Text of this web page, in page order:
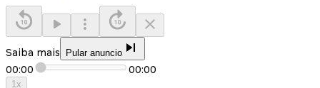
Saiba mais Pular anuncio
00:00 00:00
1x